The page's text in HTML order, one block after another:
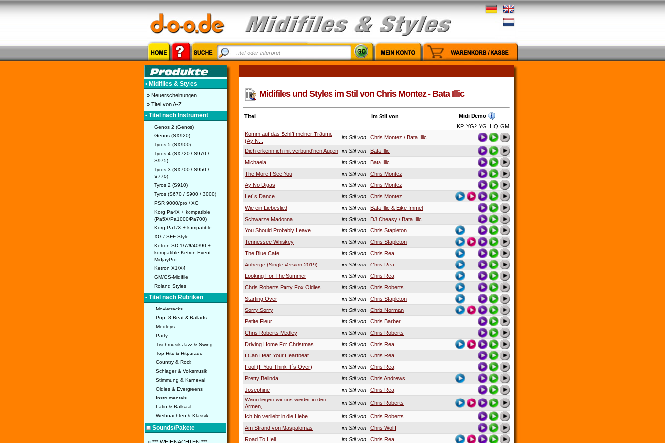
• Midifiles & Styles
» Neuerscheinungen
» Titel von A-Z
• Titel nach Instrument
Genos 2 (Genos)
Genos (SX920)
Tyros 5 (SX900)
Tyros 4 (SX720 / S970 /
S975)
Tyros 3 (SX700 / S950 /
S770)
Tyros 2 (S910)
Tyros (S670 / S900 / 3000)
PSR 9000/pro / XG
Korg Pa4X + kompatible
(Pa5X/Pa1000/Pa700)
Korg Pa1/X + kompatible
XG / SFF Style
Ketron SD-1/7/9/40/90 +
kompatible Ketron Event -
MidjayPro
Ketron X1/X4
GM/GS-Midifile
Roland Styles
• Titel nach Rubriken
Movietracks
Pop, 8-Beat & Ballads
Medleys
Party
Tischmusik Jazz & Swing
Top Hits & Hitparade
Country & Rock
Schlager & Volksmusik
Stimmung & Karneval
Oldies & Evergreens
Instrumentals
Latin & Ballsaal
Weihnachten & Klassik
Sounds/Pakete
» *** WEIHNACHTEN ***
Midifiles und Styles im Stil von Chris Montez - Bata Illic
Titel im Stil von
Midi Demo
KP YG2 YG HQ GM
Komm auf das Schiff meiner Träume
(Ay N...
im Stil von Chris Montez / Bata Illic
Dich erkenn ich mit verbund'nen Augen im Stil von
Bata Illic
Michaela
im Stil von
Bata Illic
The More I See You
im Stil von
Chris Montez
Ay No Digas
im Stil von
Chris Montez
Let´s Dance
im Stil von
Chris Montez
Wie ein Liebeslied
im Stil von
Bata Illic & Eike Immel
Schwarze Madonna
im Stil von
DJ Cheasy / Bata Illic
You Should Probably Leave
im Stil von
Chris Stapleton
Tennessee Whiskey
im Stil von
Chris Stapleton
The Blue Cafe
im Stil von
Chris Rea
Auberge (Single Version 2019)
im Stil von
Chris Rea
Looking For The Summer
im Stil von
Chris Rea
Chris Roberts Party Fox Oldies
im Stil von
Chris Roberts
Starting Over
im Stil von
Chris Stapleton
Sorry Sorry
im Stil von
Chris Norman
Petite Fleur
im Stil von
Chris Barber
Chris Roberts Medley
im Stil von
Chris Roberts
Driving Home For Christmas
im Stil von
Chris Rea
I Can Hear Your Heartbeat
im Stil von
Chris Rea
Fool (If You Think It´s Over)
im Stil von
Chris Rea
Pretty Belinda
im Stil von
Chris Andrews
Josephine
im Stil von
Chris Rea
Wann liegen wir uns wieder in den
Armen,...
im Stil von Chris Roberts
Ich bin verliebt in die Liebe im Stil von
Chris Roberts
Am Strand von Maspalomas
im Stil von
Chris Wolff
Road To Hell
im Stil von Chris Rea